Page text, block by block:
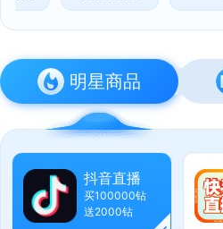
明星商品
抖音直播
买100000钻
送2000钻